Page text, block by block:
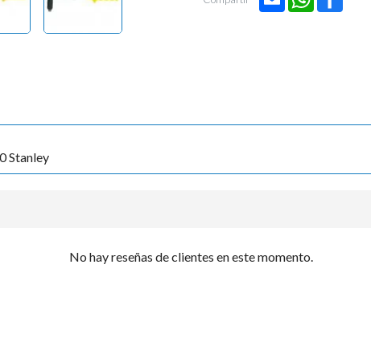
Stanley
No hay reseñas de clientes en este momento.